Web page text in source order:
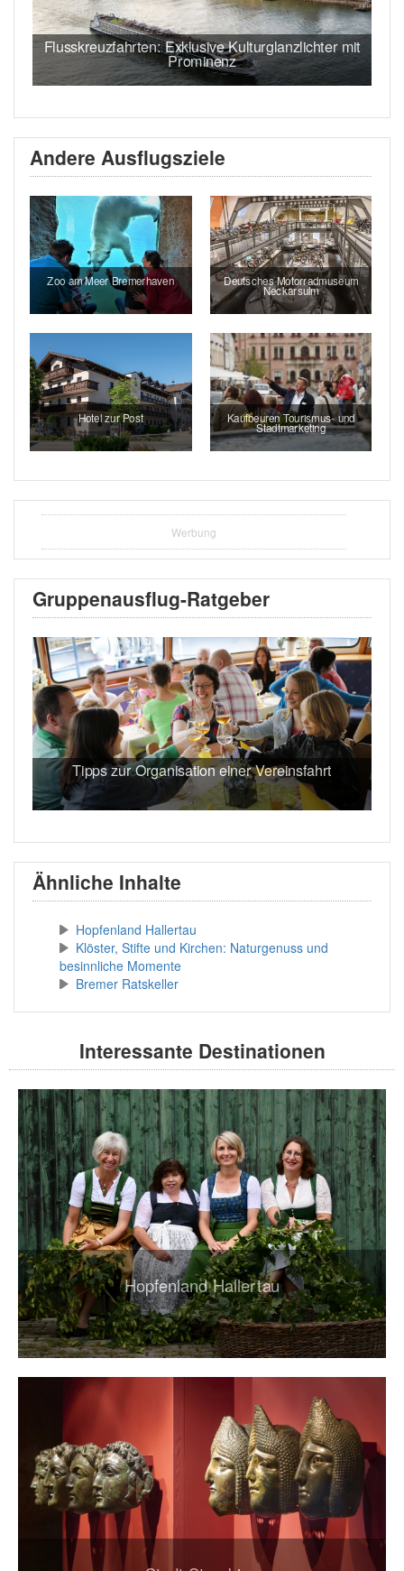
Flusskreuzfahrten: Exklusive Kulturglanzlichter mit
Prominenz
Andere Ausflugsziele
Zoo am Meer Bremerhaven Deutsches Motorradmuseum
Neckarsulm
Hotel zur Post Kaufbeuren Tourismus- und
Stadtmarketing
Werbung
Gruppenausflug-Ratgeber
Tipps zur Organisation einer Vereinsfahrt
Ähnliche Inhalte
Hopfenland Hallertau
Klöster, Stifte und Kirchen: Naturgenuss und
besinnliche Momente
Bremer Ratskeller
Interessante Destinationen
Hopfenland Hallertau